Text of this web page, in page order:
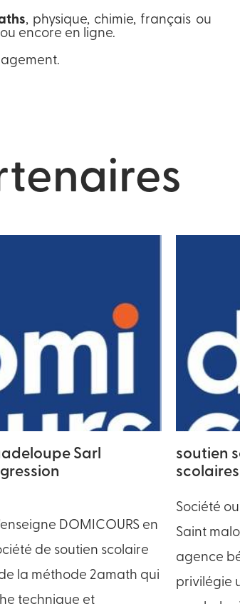
, physique, chimie, français ou
encore en ligne.
Sarl
DOMICOURS en
de soutien scolaire
la méthode 2amath qui
technique et
soutien
Société
Saint
agence
privilégie